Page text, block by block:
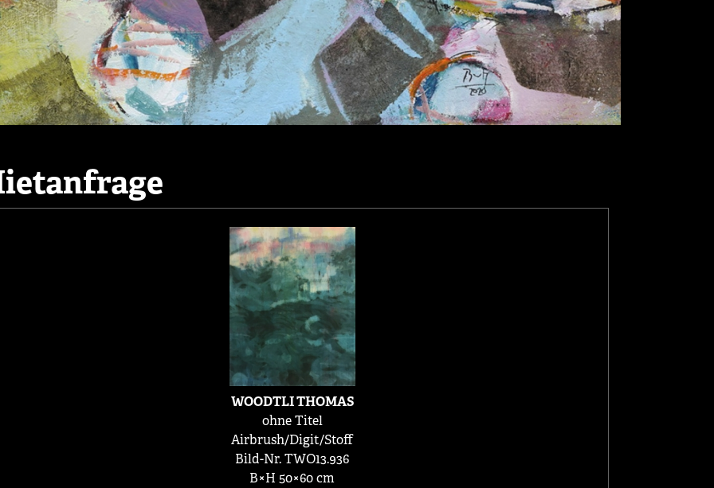
WOODTLI THOMAS
ohne Titel
Airbrush/Digit/Stoff
Bild-Nr. TWO13.936
B×H 50×60 cm